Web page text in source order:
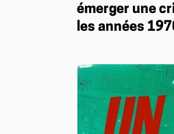
émerger une
les années